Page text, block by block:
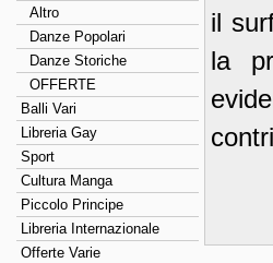
il
la
Altro
Danze Popolari
Danze Storiche
OFFERTE
Balli Vari
Libreria Gay
Sport
Cultura Manga
Piccolo Principe
Libreria Internazionale
Offerte Varie